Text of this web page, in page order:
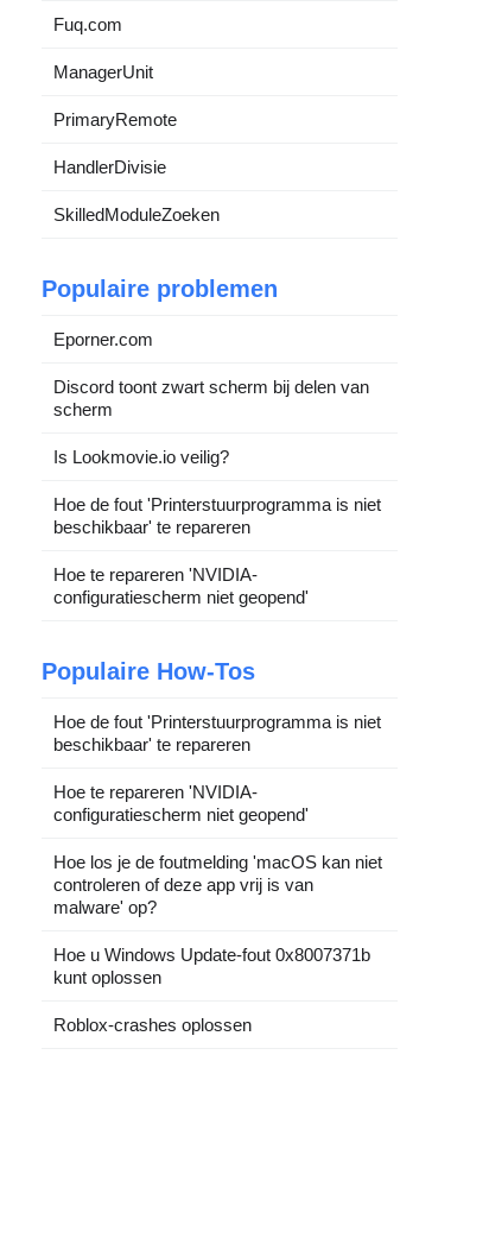
Fuq.com
ManagerUnit
PrimaryRemote
HandlerDivisie
SkilledModuleZoeken
Populaire problemen
Eporner.com
Discord toont zwart scherm bij delen van
scherm
Is Lookmovie.io veilig?
Hoe de fout 'Printerstuurprogramma is niet
beschikbaar' te repareren
Hoe te repareren 'NVIDIA-
configuratiescherm niet geopend'
Populaire How-Tos
Hoe de fout 'Printerstuurprogramma is niet
beschikbaar' te repareren
Hoe te repareren 'NVIDIA-
configuratiescherm niet geopend'
Hoe los je de foutmelding 'macOS kan niet
controleren of deze app vrij is van
malware' op?
Hoe u Windows Update-fout 0x8007371b
kunt oplossen
Roblox-crashes oplossen